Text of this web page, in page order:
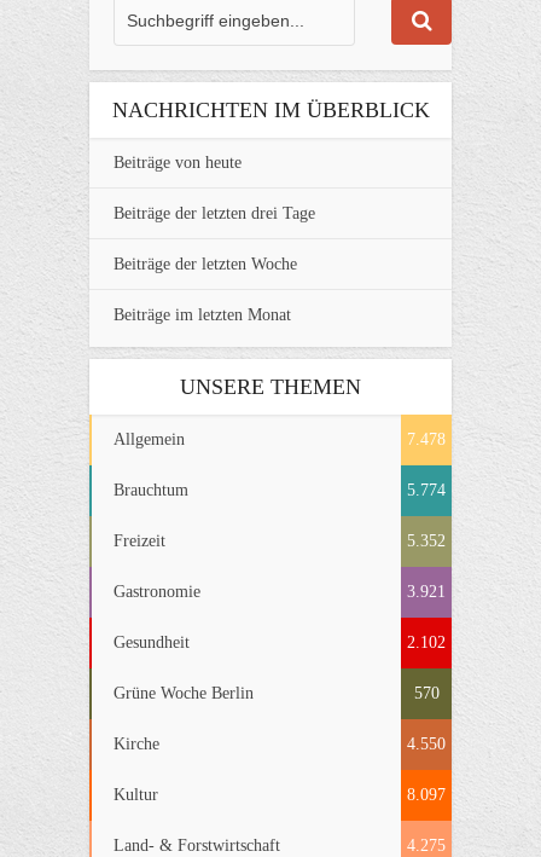
NACHRICHTEN IM ÜBERBLICK
Beiträge von heute
Beiträge der letzten drei Tage
Beiträge der letzten Woche
Beiträge im letzten Monat
UNSERE THEMEN
Allgemein 7.478
Brauchtum 5.774
Freizeit 5.352
Gastronomie 3.921
Gesundheit 2.102
Grüne Woche Berlin 570
Kirche 4.550
Kultur 8.097
Land- & Forstwirtschaft 4.275